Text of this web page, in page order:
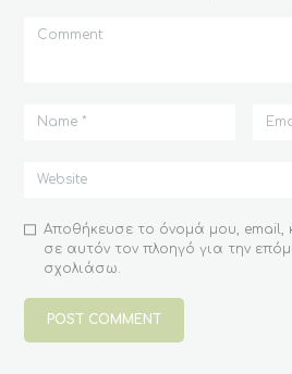
Αποθήκευσε το όνομά μου, email,
σε αυτόν τον πλοηγό για την
σχολιάσω.